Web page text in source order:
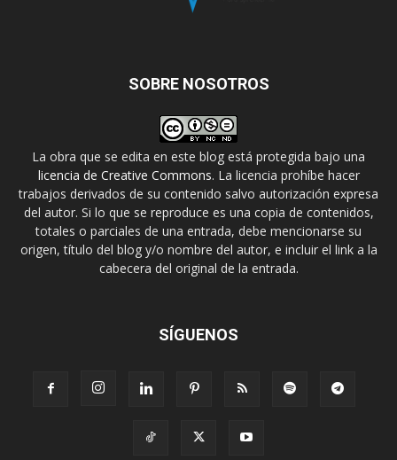
SOBRE NOSOTROS
La obra que se edita en este blog está protegida bajo una
licencia de Creative Commons. La licencia prohíbe hacer
trabajos derivados de su contenido salvo autorización expresa
del autor. Si lo que se reproduce es una copia de contenidos,
totales o parciales de una entrada, debe mencionarse su
origen, título del blog y/o nombre del autor, e incluir el link a la
cabecera del original de la entrada.
SÍGUENOS